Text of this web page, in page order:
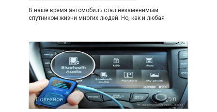
В наше время автомобиль стал незаменимым
спутником жизни многих людей. Но, как и любая
Полезное 0